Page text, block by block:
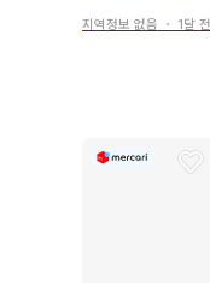
키 피규어
지역정보 없음 ・ 1달 전